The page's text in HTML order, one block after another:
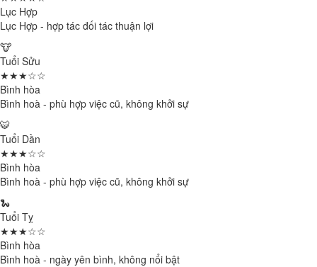
Lục Hợp
Lục Hợp - hợp tác đối tác thuận lợi
🐮
Tuổi Sửu
★★★☆☆
Bình hòa
Bình hoà - phù hợp việc cũ, không khởi sự
🐯
Tuổi Dần
★★★☆☆
Bình hòa
Bình hoà - phù hợp việc cũ, không khởi sự
🐍
Tuổi Tỵ
★★★☆☆
Bình hòa
Bình hoà - ngày yên bình, không nổi bật